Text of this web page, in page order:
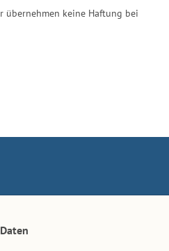
übernehmen keine Haftung bei